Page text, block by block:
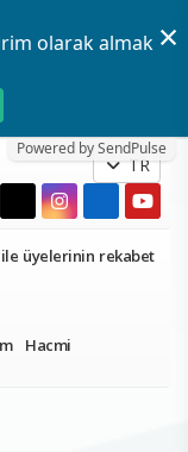
olarak almak
Powered by SendPulse
×
TR
ile üyelerinin rekabet
Hacmi